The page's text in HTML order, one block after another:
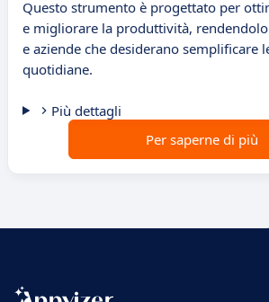
Questo strumento è progettato per
e migliorare la produttività,
e aziende che desiderano semplificare
quotidiane.
Più dettagli
Per saperne di più